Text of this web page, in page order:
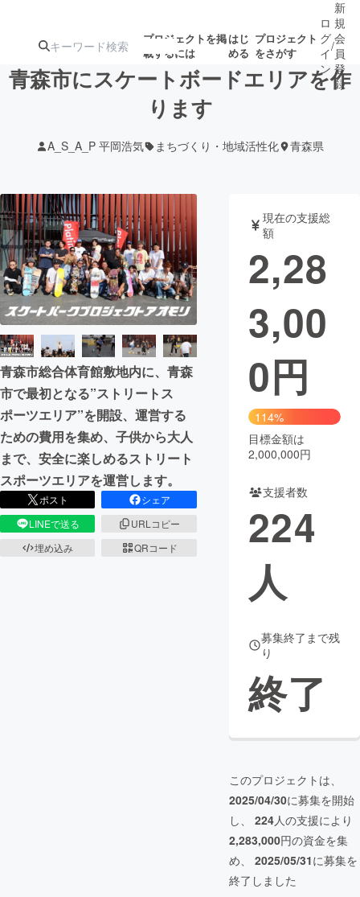
プロジェクトを掲
載するには
はじ
める
プロジェクト
をさがす
ジェクト
ターン
注目の新着プロ
ジェクト
募集終了が近いプ
ロジェクト
もうすぐ公開
されます
アート・写真 音楽
テクノロジー・ガジェット ゲーム・サ
映像・映画
ビジネス・起業
まちづくり・地域活性化
CAMPFIRE for Social Good
CAMPFIRE Creation
CAMPFIREふるさと納税machi-ya コミュニティ
ロ
グ
イ
ン
/
新
規
会
員
登
録
青森市にスケートボードエリアを作
ります
A_S_A_P 平岡浩気 まちづくり・地域活性化 青森県
青森市総合体育館敷地内に、青森
市で最初となる”ストリートス
ポーツエリア”を開設、運営する
ための費用を集め、子供から大人
まで、安全に楽しめるストリート
スポーツエリアを運営します。
ポスト
シェア
LINEで送る
URLコピー
埋め込み
QRコード
現在の支援総
額
2,28
3,00
0円
114%
目標金額は
2,000,000円
支援者数
224
人
募集終了まで残
り
終了
このプロジェクトは、
2025/04/30に募集を開始
し、 224人の支援により
2,283,000円の資金を集
め、 2025/05/31に募集を
終了しました